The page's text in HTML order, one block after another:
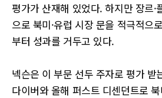
평가가 산재해 있었다. 하지만 장르·
으로 북미·유럽 시장 문을 적극적으
부터 성과를 거두고 있다.
넥슨은 이 부문 선두 주자로 평가 받
다이버와 올해 퍼스트 디센던트로